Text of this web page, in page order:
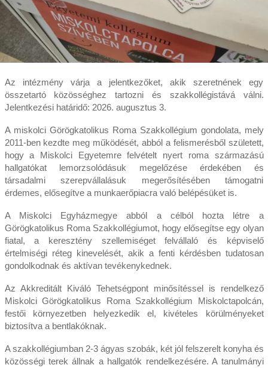
Az intézmény várja a jelentkezőket, akik szeretnének egy
összetartó közösséghez tartozni és szakkollégistává válni.
Jelentkezési határidő: 2026. augusztus 3.
A miskolci Görögkatolikus Roma Szakkollégium gondolata, mely
2011-ben kezdte meg működését, abból a felismerésből született,
hogy a Miskolci Egyetemre felvételt nyert roma származású
hallgatókat lemorzsolódásuk megelőzése érdekében és
társadalmi szerepvállalásuk megerősítésében támogatni
érdemes, elősegítve a munkaerőpiacra való belépésüket is.
A Miskolci Egyházmegye abból a célból hozta létre a
Görögkatolikus Roma Szakkollégiumot, hogy elősegítse egy olyan
fiatal, a keresztény szellemiséget felvállaló és képviselő
értelmiségi réteg kinevelését, akik a fenti kérdésben tudatosan
gondolkodnak és aktívan tevékenykednek.
Az Akkreditált Kiváló Tehetségpont minősítéssel is rendelkező
Miskolci Görögkatolikus Roma Szakkollégium Miskolctapolcán,
festői környezetben helyezkedik el, kivételes körülményeket
biztosítva a bentlakóknak.
A szakkollégiumban 2-3 ágyas szobák, két jól felszerelt konyha és
közösségi terek állnak a hallgatók rendelkezésére. A tanulmányi